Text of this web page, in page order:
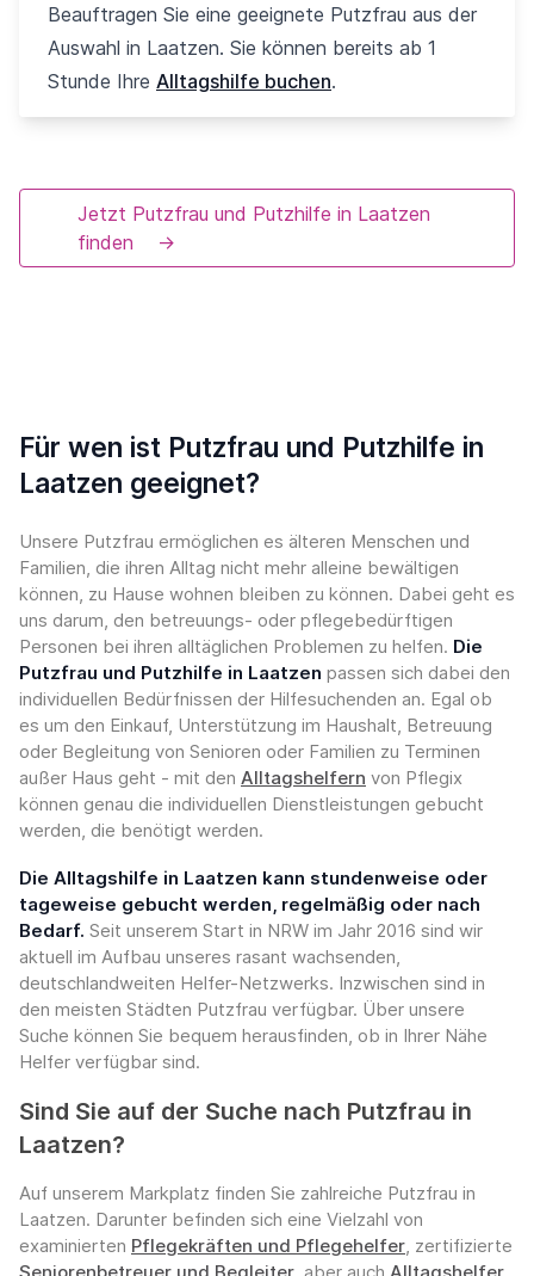
Beauftragen Sie eine geeignete Putzfrau aus der
Auswahl in Laatzen. Sie können bereits ab 1
Stunde Ihre Alltagshilfe buchen.
Jetzt Putzfrau und Putzhilfe in Laatzen
finden
→
Für wen ist Putzfrau und Putzhilfe in
Laatzen geeignet?
Unsere Putzfrau ermöglichen es älteren Menschen und
Familien, die ihren Alltag nicht mehr alleine bewältigen
können, zu Hause wohnen bleiben zu können. Dabei geht es
uns darum, den betreuungs- oder pflegebedürftigen
Personen bei ihren alltäglichen Problemen zu helfen. Die
Putzfrau und Putzhilfe in Laatzen passen sich dabei den
individuellen Bedürfnissen der Hilfesuchenden an. Egal ob
es um den Einkauf, Unterstützung im Haushalt, Betreuung
oder Begleitung von Senioren oder Familien zu Terminen
außer Haus geht - mit den Alltagshelfern von Pflegix
können genau die individuellen Dienstleistungen gebucht
werden, die benötigt werden.
Die Alltagshilfe in Laatzen kann stundenweise oder
tageweise gebucht werden, regelmäßig oder nach
Bedarf. Seit unserem Start in NRW im Jahr 2016 sind wir
aktuell im Aufbau unseres rasant wachsenden,
deutschlandweiten Helfer-Netzwerks. Inzwischen sind in
den meisten Städten Putzfrau verfügbar. Über unsere
Suche können Sie bequem herausfinden, ob in Ihrer Nähe
Helfer verfügbar sind.
Sind Sie auf der Suche nach Putzfrau in
Laatzen?
Auf unserem Markplatz finden Sie zahlreiche Putzfrau in
Laatzen. Darunter befinden sich eine Vielzahl von
examinierten Pflegekräften und Pflegehelfer, zertifizierte